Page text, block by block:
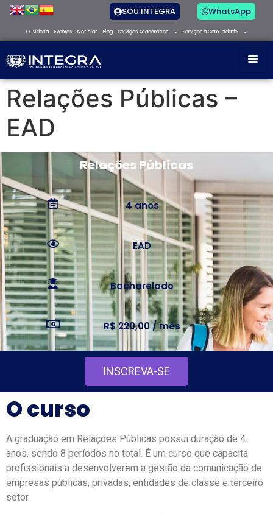
SOU INTEGRA WhatsApp
Ouvidoria Eventos Notícias Blog Serviços Acadêmicos Serviços à Comunidade
Relações Públicas –
EAD
Relações Públicas
4 anos
EAD
Bacharelado
R$ 220,00 / mês
INSCREVA-SE
O curso
A graduação em Relações Públicas possui duração de 4
anos, sendo 8 períodos no total. É um curso que capacita
profissionais a desenvolverem a gestão da comunicação de
empresas públicas, privadas, entidades de classe e terceiro
setor.